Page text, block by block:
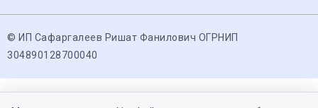
© ИП Сафаргалеев Ришат Фанилович ОГРНИП
304890128700040